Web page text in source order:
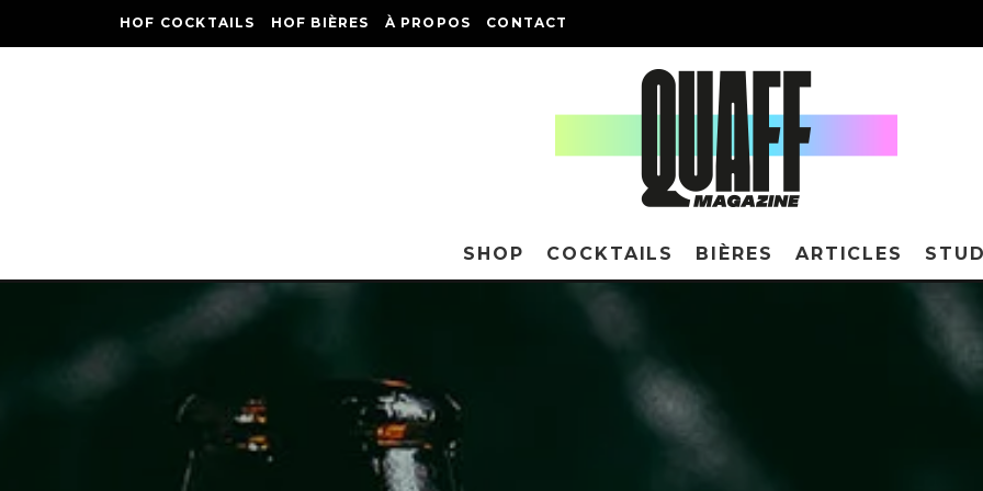
HOF COCKTAILS HOF BIÈRES À PROPOS CONTACT
SHOP COCKTAILS BIÈRES ARTICLES